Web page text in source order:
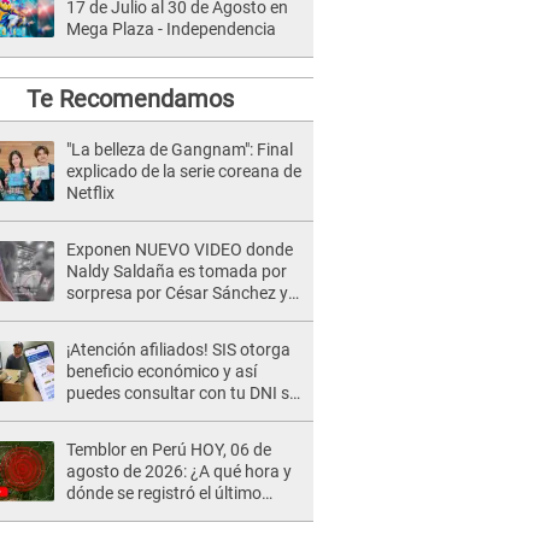
17 de Julio al 30 de Agosto en
Mega Plaza - Independencia
Te Recomendamos
"La belleza de Gangnam": Final
explicado de la serie coreana de
Netflix
Exponen NUEVO VIDEO donde
Naldy Saldaña es tomada por
sorpresa por César Sánchez y
¡Atención afiliados! SIS otorga
beneficio económico y así
puedes consultar con tu DNI si
Temblor en Perú HOY, 06 de
agosto de 2026: ¿A qué hora y
dónde se registró el último